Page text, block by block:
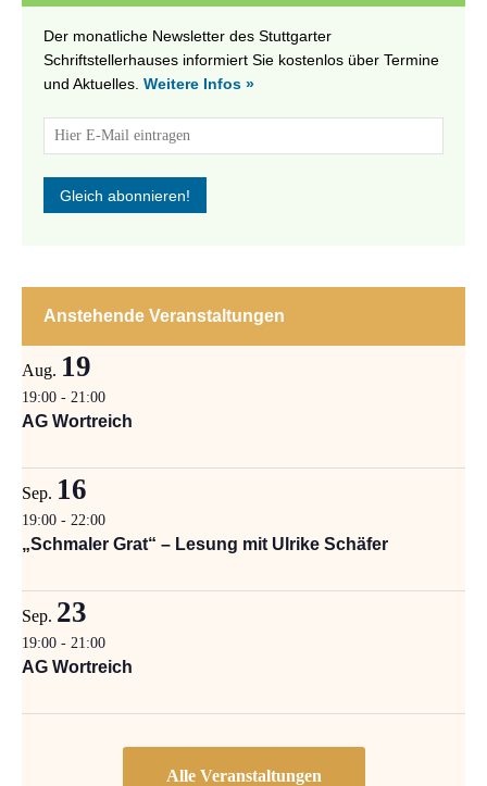
Der monatliche Newsletter des Stuttgarter
Schriftstellerhauses informiert Sie kostenlos über Termine
und Aktuelles. Weitere Infos »
Anstehende Veranstaltungen
Aug. 19
19:00 - 21:00
AG Wortreich
Sep. 16
19:00 - 22:00
„Schmaler Grat“ – Lesung mit Ulrike Schäfer
Sep. 23
19:00 - 21:00
AG Wortreich